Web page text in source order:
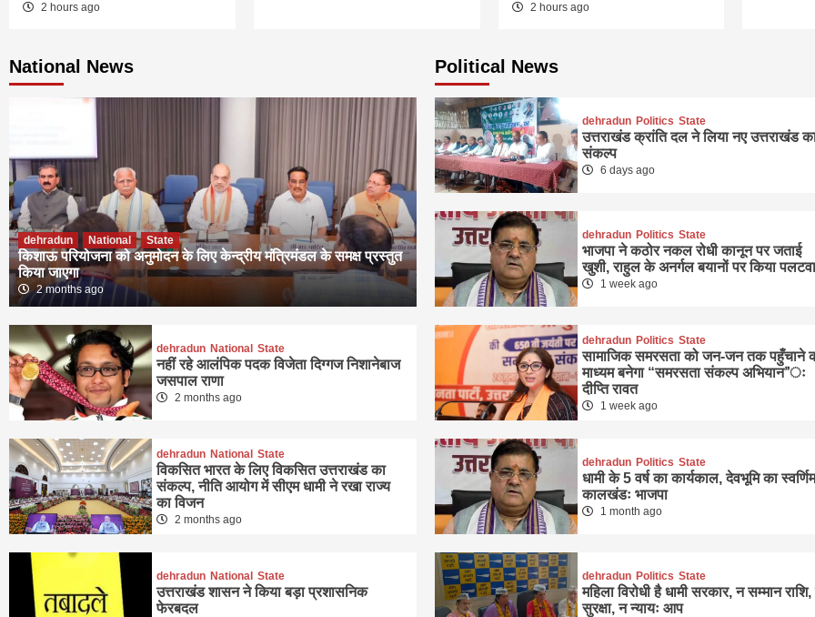
2 hours ago 2 hours ago
National News
dehradun National State
किशाऊ परियोजना को अनुमोदन के लिए केन्द्रीय मंत्रिमंडल के समक्ष प्रस्तुत
किया जाएगा
2 months ago
dehradun National State
नहीं रहे आलंपिक पदक विजेता दिग्गज निशानेबाज
जसपाल राणा
2 months ago
dehradun National State
विकसित भारत के लिए विकसित उत्तराखंड का
संकल्प, नीति आयोग में सीएम धामी ने रखा राज्य
का विजन
2 months ago
dehradun National State
उत्तराखंड शासन ने किया बड़ा प्रशासनिक
फेरबदल
Political News
dehradun Politics State
उत्तराखंड क्रांति दल ने लिया नए उत्तराखंड
संकल्प
6 days ago
dehradun Politics State
भाजपा ने कठोर नकल रोधी कानून पर जताई
खुशी, राहुल के अनर्गल बयानों पर किया
1 week ago
dehradun Politics State
सामाजिक समरसता को जन-जन तक पहुँचाने
माध्यम बनेगा “समरसता संकल्प अभियान”ः
दीप्ति रावत
1 week ago
dehradun Politics State
धामी के 5 वर्ष का कार्यकाल, देवभूमि का
कालखंडः भाजपा
1 month ago
dehradun Politics State
महिला विरोधी है धामी सरकार, न सम्मान
सुरक्षा, न न्यायः आप